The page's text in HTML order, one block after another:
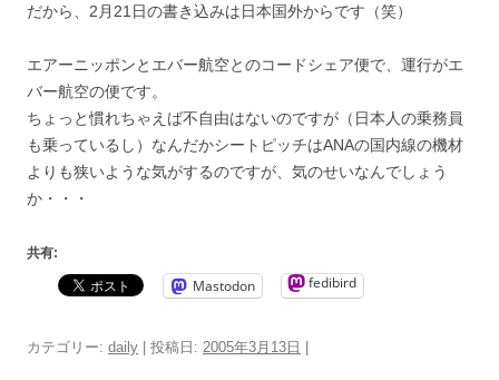
だから、2月21日の書き込みは日本国外からです（笑）
エアーニッポンとエバー航空とのコードシェア便で、運行がエ
バー航空の便です。
ちょっと慣れちゃえば不自由はないのですが（日本人の乗務員
も乗っているし）なんだかシートピッチはANAの国内線の機材
よりも狭いような気がするのですが、気のせいなんでしょう
か・・・
共有:
Mastodon fedibird
カテゴリー: daily | 投稿日: 2005年3月13日 |